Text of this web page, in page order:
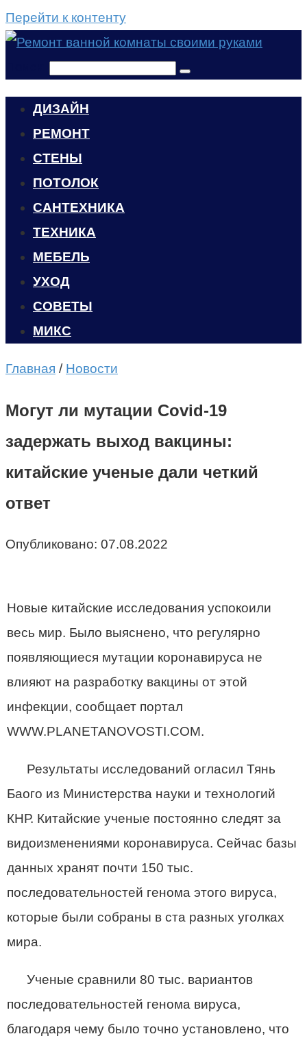
Перейти к контенту
ДИЗАЙН
РЕМОНТ
СТЕНЫ
ПОТОЛОК
САНТЕХНИКА
ТЕХНИКА
МЕБЕЛЬ
УХОД
CОВЕТЫ
МИКС
Главная / Новости
Могут ли мутации Covid-19
задержать выход вакцины:
китайские ученые дали четкий
ответ
Опубликовано: 07.08.2022
Новые китайские исследования успокоили
весь мир. Было выяснено, что регулярно
появляющиеся мутации коронавируса не
влияют на разработку вакцины от этой
инфекции, сообщает портал
WWW.PLANETANOVOSTI.COM.
Результаты исследований огласил Тянь
Баого из Министерства науки и технологий
КНР. Китайские ученые постоянно следят за
видоизменениями коронавируса. Сейчас базы
данных хранят почти 150 тыс.
последовательностей генома этого вируса,
которые были собраны в ста разных уголках
мира.
Ученые сравнили 80 тыс. вариантов
последовательностей генома вируса,
благодаря чему было точно установлено, что